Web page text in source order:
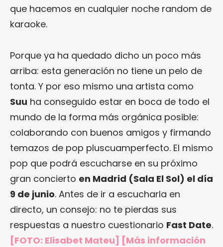
que hacemos en cualquier noche random de
karaoke.
Porque ya ha quedado dicho un poco más
arriba: esta generación no tiene un pelo de
tonta. Y por eso mismo una artista como
Suu ha conseguido estar en boca de todo el
mundo de la forma más orgánica posible:
colaborando con buenos amigos y firmando
temazos de pop pluscuamperfecto. El mismo
pop que podrá escucharse en su próximo
gran concierto en Madrid (Sala El Sol) el día
9 de junio. Antes de ir a escucharla en
directo, un consejo: no te pierdas sus
respuestas a nuestro cuestionario Fast Date.
[FOTO: Elisabet Mateu] [Más información